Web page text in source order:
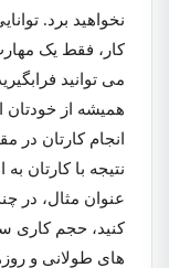
نخواهید برد.
کار، فقط یک
می توانید
همیشه از خودتان
انجام کارتان در
نتیجه با کارتان
عنوان مثال، در
کنید، حجم کاری
های طولانی و